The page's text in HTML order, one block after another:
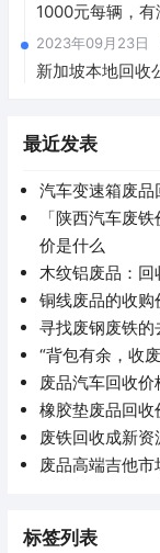
1000元每辆，
2023年09月23日
新加坡本地回收
最近发表
汽车变速箱废品
「陕西汽车废
价是什么
木纹铝废品：
铜线废品的收购
寻找废钢废铁
“背包有余，收
废品汽车回收
橡胶垫废品回
废铁回收成新
废品高端吉他
标签列表